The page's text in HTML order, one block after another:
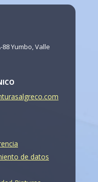
Yumbo, Valle
de datos